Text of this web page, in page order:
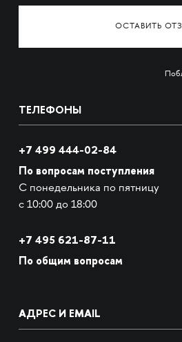
ОСТАВИТЬ
ТЕЛЕФОНЫ
+7 499 444-02-84
По вопросам поступления
С понедельника по пятницу
с 10:00 до 18:00
+7 495 621-87-11
По общим вопросам
АДРЕС И EMAIL